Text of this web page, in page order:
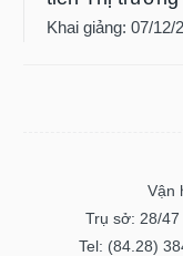
Khai giảng: 07/12/
Vận
Trụ sở: 28/47
Tel: (84.28)